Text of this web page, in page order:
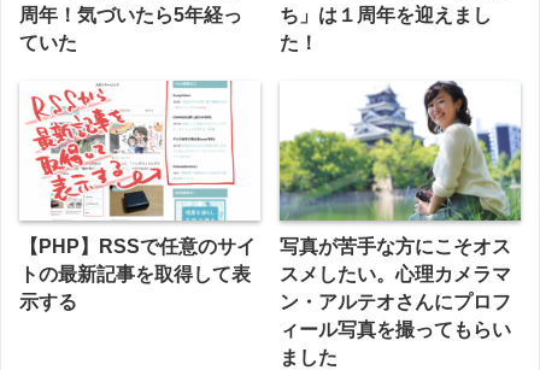
周年！気づいたら5年経っ
ていた
ち」は１周年を迎えまし
た！
【PHP】RSSで任意のサイ
トの最新記事を取得して表
示する
写真が苦手な方にこそオス
スメしたい。心理カメラマ
ン・アルテオさんにプロフ
ィール写真を撮ってもらい
ました